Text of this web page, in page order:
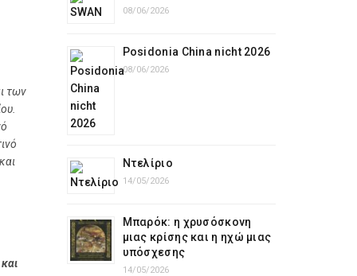
των
08/06/2026
Posidonia China nicht 2026
08/06/2026
Ντελίριο
14/05/2026
Μπαρόκ: η χρυσόσκονη
μιας κρίσης και η ηχώ μιας
υπόσχεσης
14/05/2026